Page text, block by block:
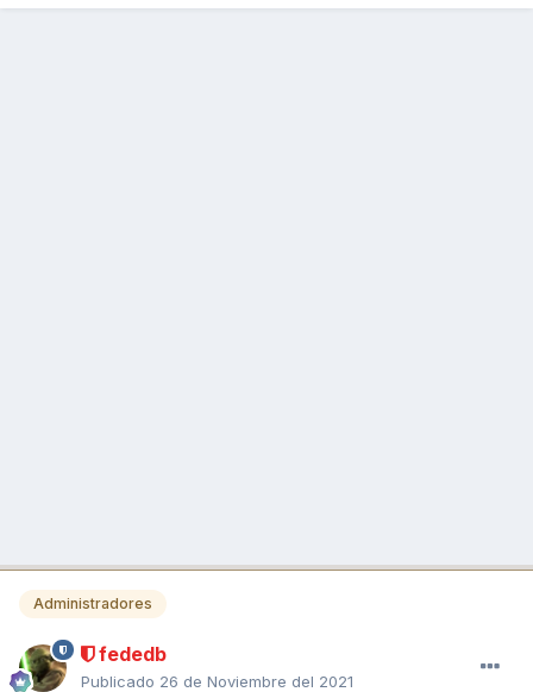
Administradores
fededb
Publicado 26 de Noviembre del 2021